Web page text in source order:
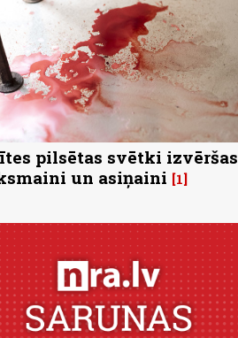
pilsētas svētki izvēršas
un asiņaini 1